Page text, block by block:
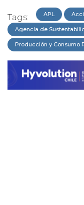
Tags: APL
Agencia de
Producción y Consumo